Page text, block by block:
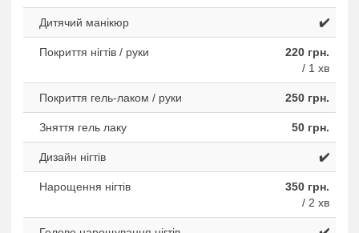
Дитячий манікюр ✔️
Покриття нігтів / руки
220 грн.
/ 1 хв
Покриття гель-лаком / руки 250 грн.
Зняття гель лаку 50 грн.
Дизайн нігтів ✔️
Нарощення нігтів
350 грн.
/ 2 хв